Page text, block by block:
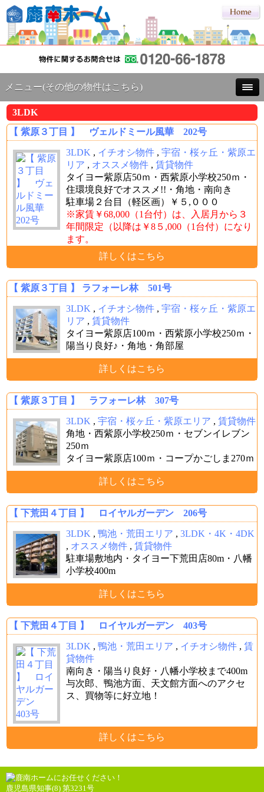
メニュー(その他の物件はこちら)
3LDK
【 紫原３丁目 】 ヴェルドミール風華 202号
3LDK , イチオシ物件 ,宇宿・桜ヶ丘・紫原エ
リア , オススメ物件 ,賃貸物件
タイヨー紫原店50ｍ・西紫原小学校250ｍ・
住環境良好でオススメ!!・角地・南向き
駐車場２台目（軽区画）￥５,０００
※家賃￥68,000（1台付）は、入居月から３
年間限定（以降は￥8５,000（1台付）になり
ます。
詳しくはこちら
【 紫原３丁目 】 ラフォーレ林 501号
3LDK , イチオシ物件 ,宇宿・桜ヶ丘・紫原エ
リア ,賃貸物件
タイヨー紫原店100ｍ・西紫原小学校250ｍ・
陽当り良好♪・角地・角部屋
詳しくはこちら
【 紫原３丁目 】 ラフォーレ林 307号
3LDK ,宇宿・桜ヶ丘・紫原エリア ,賃貸物件
角地・西紫原小学校250ｍ・セブンイレブン
250ｍ
タイヨー紫原店100ｍ・コープかごしま270ｍ
詳しくはこちら
【 下荒田４丁目 】 ロイヤルガーデン 206号
3LDK ,鴨池・荒田エリア ,3LDK・4K・4DK
, オススメ物件 ,賃貸物件
駐車場敷地内・タイヨー下荒田店80m・八幡
小学校400m
詳しくはこちら
【 下荒田４丁目 】 ロイヤルガーデン 403号
3LDK ,鴨池・荒田エリア , イチオシ物件 ,賃
貸物件
南向き・陽当り良好・八幡小学校まで400m
与次郎、鴨池方面、天文館方面へのアクセ
ス、買物等に好立地！
詳しくはこちら
鹿児島県知事(8) 第3231号